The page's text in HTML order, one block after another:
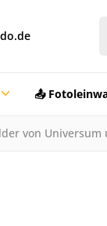
📤
von Universum